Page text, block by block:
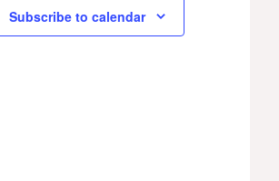
Subscribe to calendar